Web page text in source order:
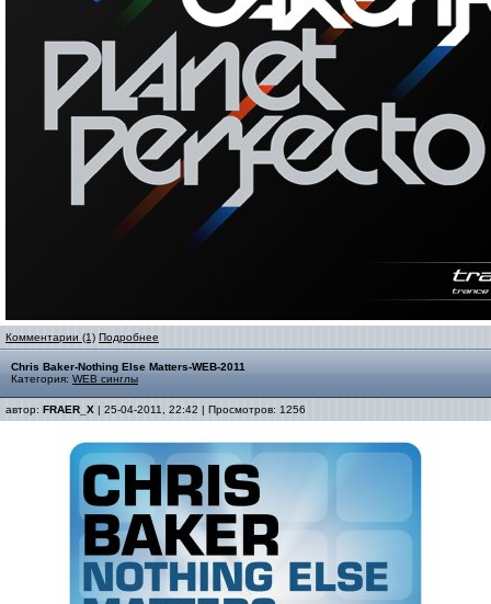
Комментарии (1) Подробнее
Chris Baker-Nothing Else Matters-WEB-2011
Категория: WEB синглы
автор: FRAER_X | 25-04-2011, 22:42 | Просмотров: 1256